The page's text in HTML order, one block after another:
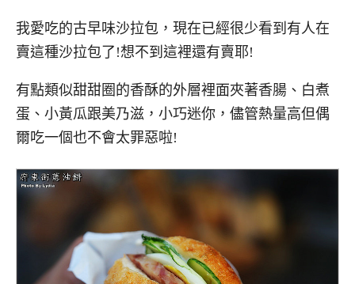
我愛吃的古早味沙拉包，現在已經很少看到有人在
賣這種沙拉包了!想不到這裡還有賣耶!
有點類似甜甜圈的香酥的外層裡面夾著香腸、白煮
蛋、小黃瓜跟美乃滋，小巧迷你，儘管熱量高但偶
爾吃一個也不會太罪惡啦!